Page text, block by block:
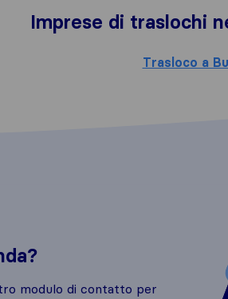
Imprese di traslochi
Trasloco a
modulo di contatto per